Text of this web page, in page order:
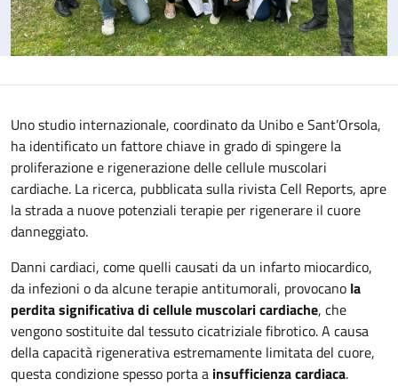
Uno studio internazionale, coordinato da Unibo e Sant’Orsola,
ha identificato un fattore chiave in grado di spingere la
proliferazione e rigenerazione delle cellule muscolari
cardiache. La ricerca, pubblicata sulla rivista Cell Reports, apre
la strada a nuove potenziali terapie per rigenerare il cuore
danneggiato.
Danni cardiaci, come quelli causati da un infarto miocardico,
da infezioni o da alcune terapie antitumorali, provocano la
perdita significativa di cellule muscolari cardiache, che
vengono sostituite dal tessuto cicatriziale fibrotico. A causa
della capacità rigenerativa estremamente limitata del cuore,
questa condizione spesso porta a insufficienza cardiaca.